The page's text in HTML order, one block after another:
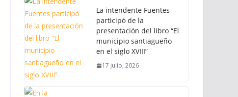
La intendente Fuentes
participó de la
presentación del libro “El
municipio santiagueño
en el siglo XVIII”
17 julio, 2026